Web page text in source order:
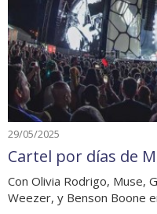
29/05/2025
Cartel por días de
Con Olivia Rodrigo, Muse,
Weezer, y Benson Boone